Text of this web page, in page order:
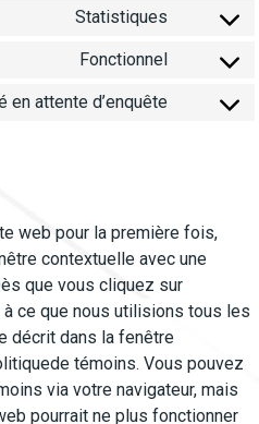
service
Statistiques
Consent
service
Fonctionnel
Consent
en attente d’enquête
Consent
web pour la première fois,
contextuelle avec une
que vous cliquez sur
ce que nous utilisions tous les
décrit dans la fenêtre
témoins. Vous pouvez
via votre navigateur, mais
pourrait ne plus fonctionner